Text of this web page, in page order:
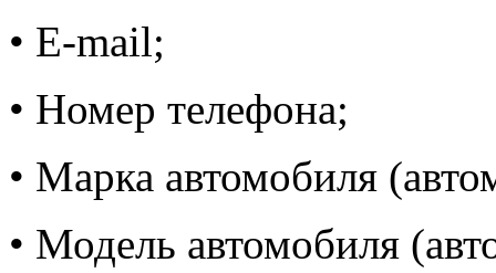
• E-mail;
• Номер телефона;
• Марка автомобиля
• Модель автомобиля